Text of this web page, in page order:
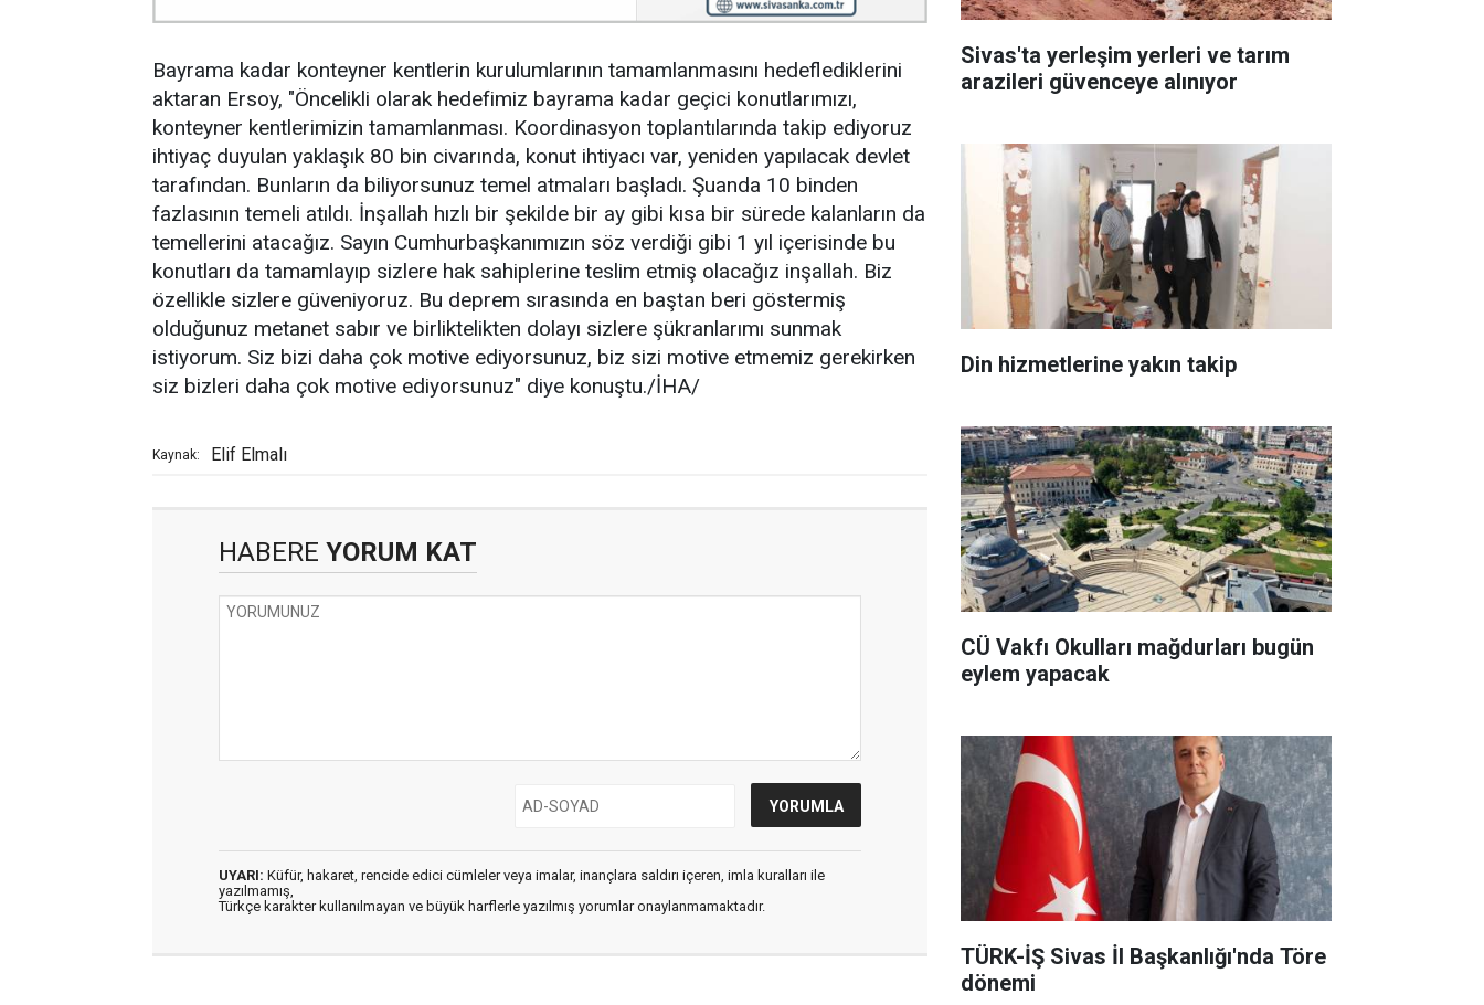
Bayrama kadar konteyner kentlerin kurulumlarının tamamlanmasını hedeflediklerini
aktaran Ersoy, "Öncelikli olarak hedefimiz bayrama kadar geçici konutlarımızı,
konteyner kentlerimizin tamamlanması. Koordinasyon toplantılarında takip ediyoruz
ihtiyaç duyulan yaklaşık 80 bin civarında, konut ihtiyacı var, yeniden yapılacak devlet
tarafından. Bunların da biliyorsunuz temel atmaları başladı. Şuanda 10 binden
fazlasının temeli atıldı. İnşallah hızlı bir şekilde bir ay gibi kısa bir sürede kalanların da
temellerini atacağız. Sayın Cumhurbaşkanımızın söz verdiği gibi 1 yıl içerisinde bu
konutları da tamamlayıp sizlere hak sahiplerine teslim etmiş olacağız inşallah. Biz
özellikle sizlere güveniyoruz. Bu deprem sırasında en baştan beri göstermiş
olduğunuz metanet sabır ve birliktelikten dolayı sizlere şükranlarımı sunmak
istiyorum. Siz bizi daha çok motive ediyorsunuz, biz sizi motive etmemiz gerekirken
siz bizleri daha çok motive ediyorsunuz" diye konuştu./İHA/
Kaynak: Elif Elmalı
HABERE YORUM KAT
UYARI: Küfür, hakaret, rencide edici cümleler veya imalar, inançlara saldırı içeren, imla kuralları ile
yazılmamış,
Türkçe karakter kullanılmayan ve büyük harflerle yazılmış yorumlar onaylanmamaktadır.
Sivas'ta yerleşim yerleri ve tarım
arazileri güvenceye alınıyor
Din hizmetlerine yakın takip
CÜ Vakfı Okulları mağdurları bugün
eylem yapacak
TÜRK-İŞ Sivas İl Başkanlığı'nda Töre
dönemi